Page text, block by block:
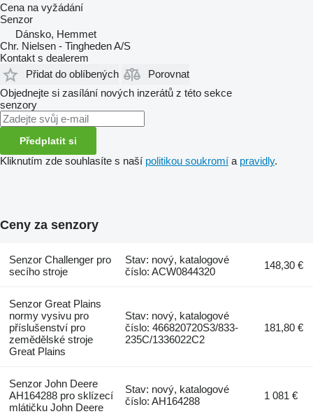
Cena na vyžádání
Senzor
Dánsko, Hemmet
Chr. Nielsen - Tingheden A/S
Kontakt s dealerem
Přidat do oblíbených
Porovnat
Objednejte si zasílání nových inzerátů z této sekce
senzory
Předplatit si
Kliknutím zde souhlasíte s naší politikou soukromí a pravidly.
Ceny za senzory
Senzor Challenger pro
secího stroje
Stav: nový, katalogové
číslo: ACW0844320
148,30 €
Senzor Great Plains
normy vysivu pro
příslušenství pro
zemědělské stroje
Great Plains
Stav: nový, katalogové
číslo: 466820720S3/833-
235C/1336022C2
181,80 €
Senzor John Deere
AH164288 pro sklízecí
mlátičku John Deere
Stav: nový, katalogové
číslo: AH164288
1 081 €